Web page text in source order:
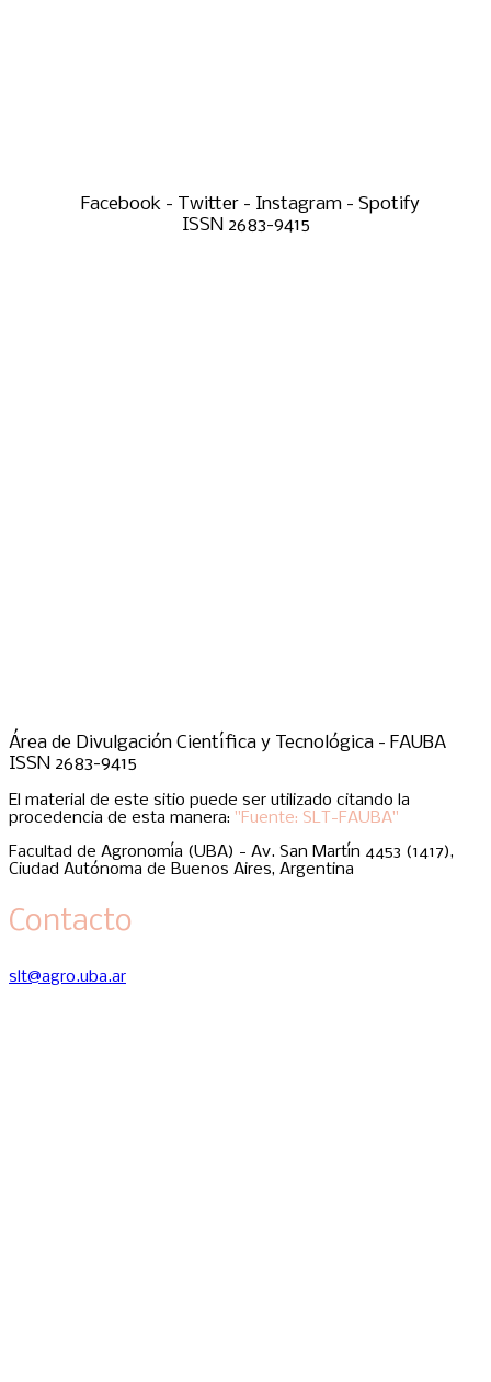
Facebook - Twitter - Instagram - Spotify
ISSN 2683-9415
Área de Divulgación Científica y Tecnológica - FAUBA
ISSN 2683-9415
El material de este sitio puede ser utilizado citando la
procedencia de esta manera: "Fuente: SLT-FAUBA"
Facultad de Agronomía (UBA) - Av. San Martín 4453 (1417),
Ciudad Autónoma de Buenos Aires, Argentina
Contacto
slt@agro.uba.ar